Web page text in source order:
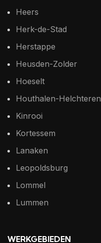
Heers
Herk-de-Stad
Herstappe
Heusden-Zolder
Hoeselt
Houthalen-Helchteren
Kinrooi
Kortessem
Lanaken
Leopoldsburg
Lommel
Lummen
WERKGEBIEDEN